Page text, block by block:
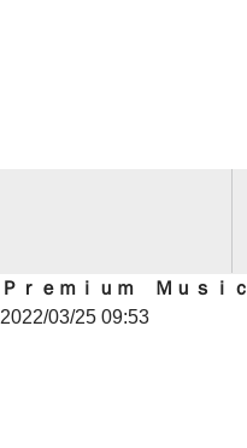
Ｐｒｅｍｉｕｍ Ｍｕｓｉｃ
2022/03/25 09:53